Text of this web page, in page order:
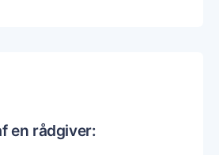
en rådgiver: